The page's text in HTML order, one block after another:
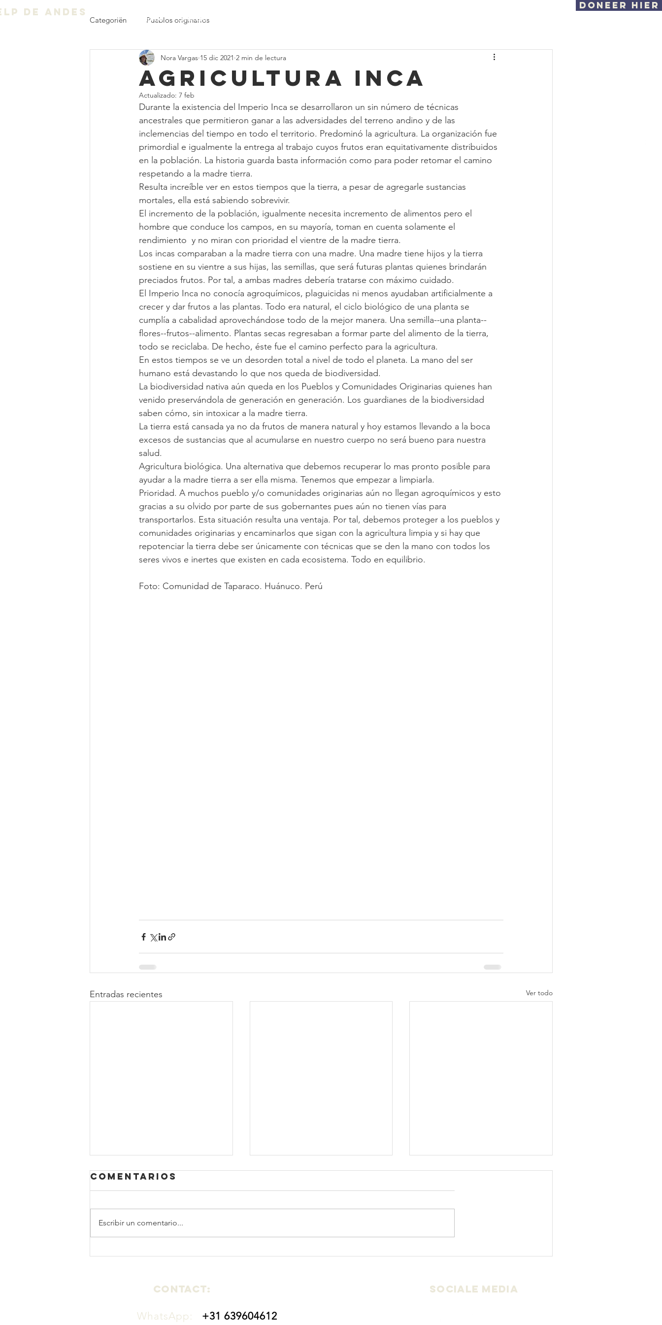
DONEER HIER
DE ANDES
Home Over ons
Categoriën Pueblos originarios
Agricultura Inca
Nora Vargas 15 dic 2021 2 min de lectura
Actualizado: 7 feb
Durante la existencia del Imperio Inca se desarrollaron un sin número de técnicas
ancestrales que permitieron ganar a las adversidades del terreno andino y de las
inclemencias del tiempo en todo el territorio. Predominó la agricultura. La organización fue
primordial e igualmente la entrega al trabajo cuyos frutos eran equitativamente distribuidos
en la población. La historia guarda basta información como para poder retomar el camino
respetando a la madre tierra.
Resulta increíble ver en estos tiempos que la tierra, a pesar de agregarle sustancias
mortales, ella está sabiendo sobrevivir.
El incremento de la población, igualmente necesita incremento de alimentos pero el
hombre que conduce los campos, en su mayoría, toman en cuenta solamente el
rendimiento  y no miran con prioridad el vientre de la madre tierra.
Los incas comparaban a la madre tierra con una madre. Una madre tiene hijos y la tierra
sostiene en su vientre a sus hijas, las semillas, que será futuras plantas quienes brindarán
preciados frutos. Por tal, a ambas madres debería tratarse con máximo cuidado.
El Imperio Inca no conocía agroquímicos, plaguicidas ni menos ayudaban artificialmente a
crecer y dar frutos a las plantas. Todo era natural, el ciclo biológico de una planta se
cumplía a cabalidad aprovechándose todo de la mejor manera. Una semilla--una planta--
flores--frutos--alimento. Plantas secas regresaban a formar parte del alimento de la tierra,
todo se reciclaba. De hecho, éste fue el camino perfecto para la agricultura.
En estos tiempos se ve un desorden total a nivel de todo el planeta. La mano del ser
humano está devastando lo que nos queda de biodiversidad.
La biodiversidad nativa aún queda en los Pueblos y Comunidades Originarias quienes han
venido preservándola de generación en generación. Los guardianes de la biodiversidad
saben cómo, sin intoxicar a la madre tierra.
La tierra está cansada ya no da frutos de manera natural y hoy estamos llevando a la boca
excesos de sustancias que al acumularse en nuestro cuerpo no será bueno para nuestra
salud.
Agricultura biológica. Una alternativa que debemos recuperar lo mas pronto posible para
ayudar a la madre tierra a ser ella misma. Tenemos que empezar a limpiarla.
Prioridad. A muchos pueblo y/o comunidades originarias aún no llegan agroquímicos y esto
gracias a su olvido por parte de sus gobernantes pues aún no tienen vías para
transportarlos. Esta situación resulta una ventaja. Por tal, debemos proteger a los pueblos y
comunidades originarias y encaminarlos que sigan con la agricultura limpia y si hay que
repotenciar la tierra debe ser únicamente con técnicas que se den la mano con todos los
seres vivos e inertes que existen en cada ecosistema. Todo en equilibrio.
Foto: Comunidad de Taparaco. Huánuco. Perú
Entradas recientes Ver todo
Quinoa
Origen de los
mapuche
Día de la
Comentarios
Escribir un comentario...
CONTaCT:
WhatsApp: +31 639604612
sociale media